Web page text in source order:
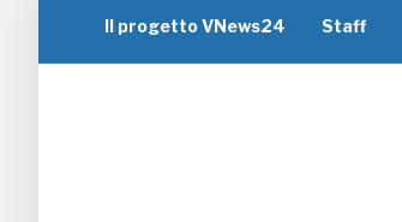
Il progetto VNews24 Staff